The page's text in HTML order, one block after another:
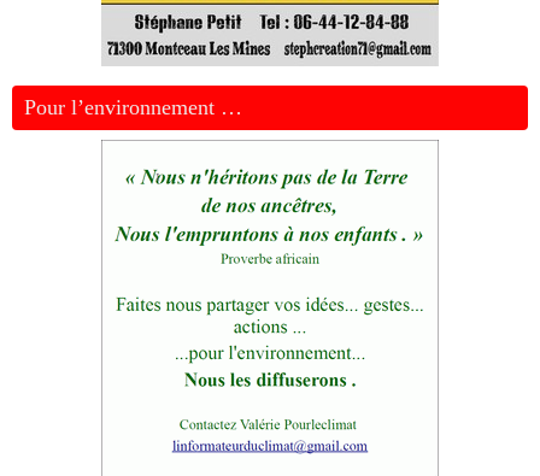
Pour l’environnement …